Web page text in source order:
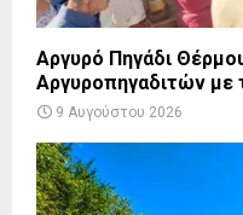
Αργυρό Πηγάδι
Αργυροπηγαδιτών με
9 Αυγούστου 2026